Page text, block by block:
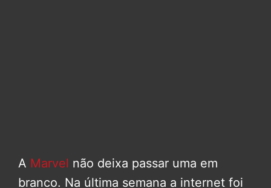
A Marvel não deixa passar uma em
branco. Na última semana a internet foi